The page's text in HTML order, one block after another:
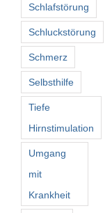
Schlafstörung
Schluckstörung
Schmerz
Selbsthilfe
Tiefe
Hirnstimulation
Umgang
mit
Krankheit